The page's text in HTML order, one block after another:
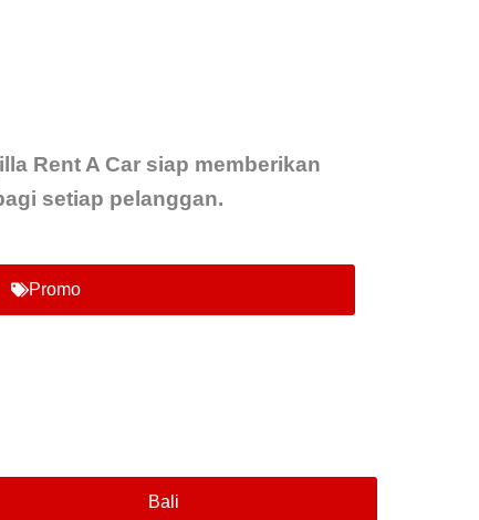
Rent A Car siap memberikan
setiap pelanggan.
Promo
Bali